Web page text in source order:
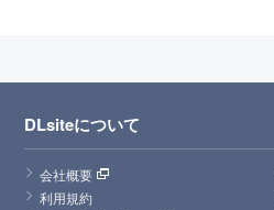
DLsiteについて
会社概要
利用規約